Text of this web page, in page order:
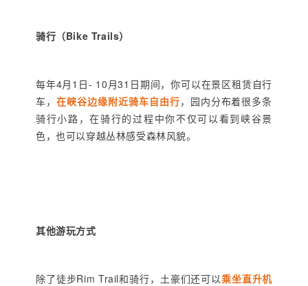
骑行（Bike Trails）
每年4月1日- 10月31日期间，你可以在景区租赁自行
车， 在峡谷边缘附近骑车自由行，园内分布着很多条
骑行小路，在骑行的过程中你不仅可以看到峡谷景
色，也可以穿越丛林感受森林风貌。
其他游玩方式
除了徒步Rim Trail和骑行，土豪们还可以 乘坐直升机